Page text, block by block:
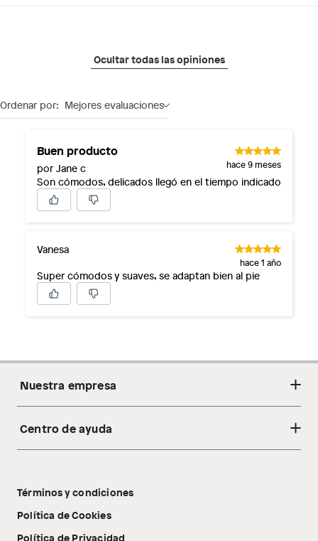
Ocultar todas las opiniones
Ordenar por: Mejores evaluaciones
Buen producto
por Jane c hace 9 meses
Son cómodos, delicados llegó en el tiempo indicado
Vanesa
hace 1 año
Super cómodos y suaves, se adaptan bien al pie
Nuestra empresa
Acerca de nosotros
Tecnología Pillow Walk
Centro de ayuda
Libro de reclamaciones
Términos y condiciones
Política de Cookies
Política de Privacidad